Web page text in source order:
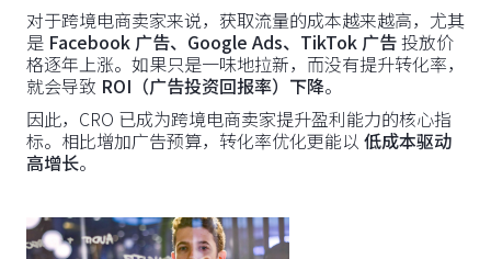
对于跨境电商卖家来说，获取流量的成本越来越高，尤其
是 Facebook 广告、Google Ads、TikTok 广告投放价
格逐年上涨。如果只是一味地拉新，而没有提升转化率，
就会导致 ROI（广告投资回报率）下降。
因此，CRO 已成为跨境电商卖家提升盈利能力的核心指
标。相比增加广告预算，转化率优化更能以 低成本驱动
高增长。